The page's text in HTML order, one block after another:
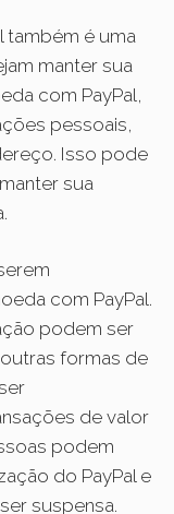
também é uma
manter sua
com PayPal,
pessoais,
Isso pode
sua
com PayPal.
podem ser
formas de
de valor
podem
do PayPal e
suspensa.